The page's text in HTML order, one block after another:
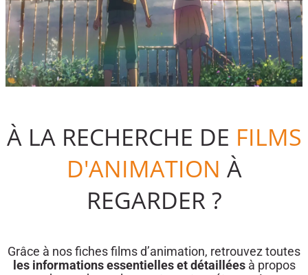
À LA RECHERCHE DE FILMS
D'ANIMATION À
REGARDER ?
Grâce à nos fiches films d’animation, retrouvez toutes
les informations essentielles et détailléesà propos